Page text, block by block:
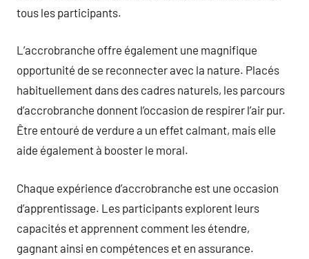
tous les participants.
L’accrobranche offre également une magnifique
opportunité de se reconnecter avec la nature. Placés
habituellement dans des cadres naturels, les parcours
d’accrobranche donnent l’occasion de respirer l’air pur.
Être entouré de verdure a un effet calmant, mais elle
aide également à booster le moral.
Chaque expérience d’accrobranche est une occasion
d’apprentissage. Les participants explorent leurs
capacités et apprennent comment les étendre,
gagnant ainsi en compétences et en assurance.